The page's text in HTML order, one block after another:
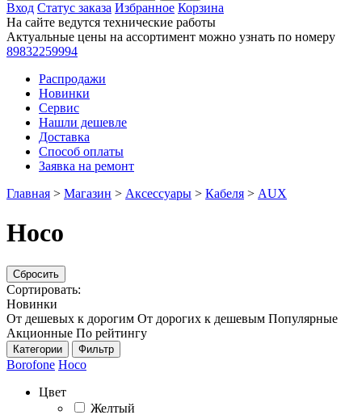
Вход Статус заказа Избранное Корзина
На сайте ведутся технические работы
Актуальные цены на ассортимент можно узнать по номеру
89832259994
Распродажи
Новинки
Сервис
Нашли дешевле
Доставка
Способ оплаты
Заявка на ремонт
Главная > Магазин > Аксессуары > Кабеля > AUX
Hoco
Сбросить
Сортировать:
Новинки
От дешевых к дорогим От дорогих к дешевым Популярные
Акционные По рейтингу
Категории Фильтр
Borofone Hoco
Цвет
Желтый